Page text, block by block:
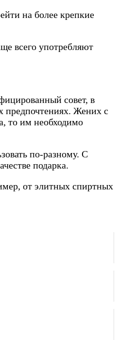
на более крепкие
всего употребляют
совет, в
предпочтениях. Жених с
то им необходимо
по-разному. С
подарка.
от элитных спиртных